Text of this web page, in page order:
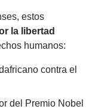
estos
la libertad
humanos:
contra el
del Premio Nobel